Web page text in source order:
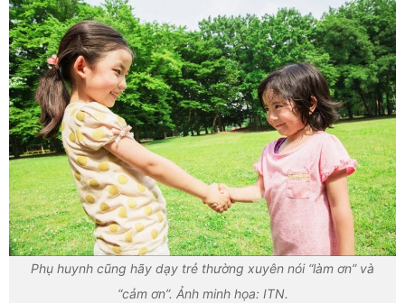
Phụ huynh cũng hãy dạy trẻ thường xuyên nói “làm ơn” và
“cảm ơn”. Ảnh minh họa: ITN.